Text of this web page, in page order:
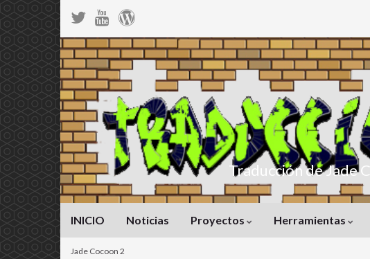
Traducción de Jade
INICIO Noticias Proyectos Herramientas
Jade Cocoon 2